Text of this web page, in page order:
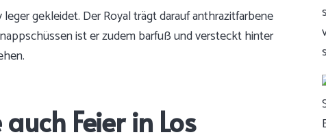
gekleidet. Der Royal trägt darauf anthrazitfarbene
ist er zudem barfuß und versteckt hinter
Feier in Los